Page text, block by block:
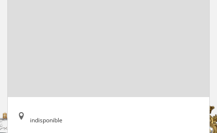
indisponible